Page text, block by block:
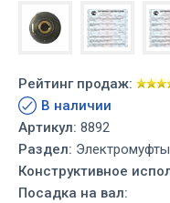
Рейтинг продаж:
В наличии
Артикул: 8892
Раздел: Электромуфты
Конструктивное
Посадка на вал: